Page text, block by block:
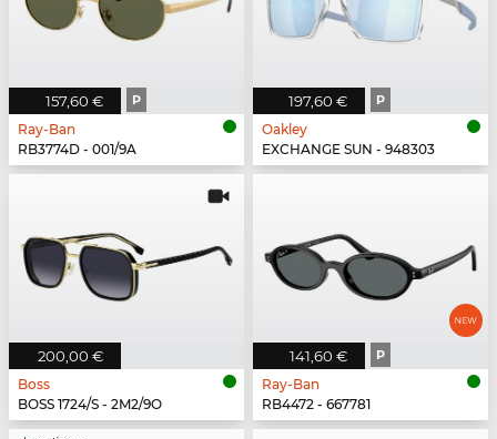
157,60 € P
Ray-Ban
RB3774D - 001/9A
197,60 € P
Oakley
EXCHANGE SUN - 948303
200,00 €
Boss
BOSS 1724/S - 2M2/9O
141,60 € P
Ray-Ban
RB4472 - 667781